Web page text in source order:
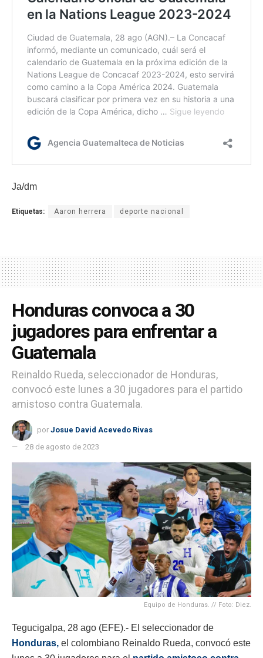
Ja/dm
Etiquetas: Aaron herrera deporte nacional
Honduras convoca a 30
jugadores para enfrentar a
Guatemala
Reinaldo Rueda, seleccionador de Honduras,
convocó este lunes a 30 jugadores para el partido
amistoso contra Guatemala.
por Josue David Acevedo Rivas
28 de agosto de 2023
Equipo de Honduras. // Foto: Diez.
Tegucigalpa, 28 ago (EFE).- El seleccionador de
Honduras, el colombiano Reinaldo Rueda, convocó este